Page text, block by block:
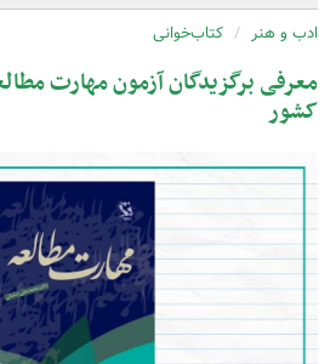
ادب و هنر کتاب‌خوانی
معرفی برگزیدگان آزمون مهارت
کشور